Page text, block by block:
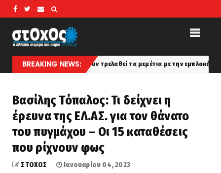
BREAKING NEWS:
Έχουν τρελαθεί τα μεμέτια με την εμπλοκή Γαλλίας στη
Βασίλης Τόπαλος: Τι δείχνει η
έρευνα της ΕΛ.ΑΣ. για τον θάνατο
του πυγμάχου – Οι 15 καταθέσεις
που ρίχνουν φως
ΣΤΟΧΟΣ Ιανουαρίου 04, 2023